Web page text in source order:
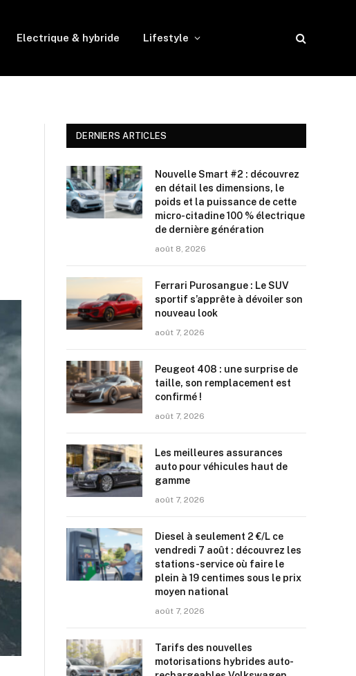
Electrique & hybride Lifestyle
DERNIERS ARTICLES
Nouvelle Smart #2 : découvrez
en détail les dimensions, le
poids et la puissance de cette
micro-citadine 100 % électrique
de dernière génération
août 8, 2026
Ferrari Purosangue : Le SUV
sportif s’apprête à dévoiler son
nouveau look
août 7, 2026
Peugeot 408 : une surprise de
taille, son remplacement est
confirmé !
août 7, 2026
Les meilleures assurances
auto pour véhicules haut de
gamme
août 7, 2026
Diesel à seulement 2 €/L ce
vendredi 7 août : découvrez les
stations-service où faire le
plein à 19 centimes sous le prix
moyen national
août 7, 2026
Tarifs des nouvelles
motorisations hybrides auto-